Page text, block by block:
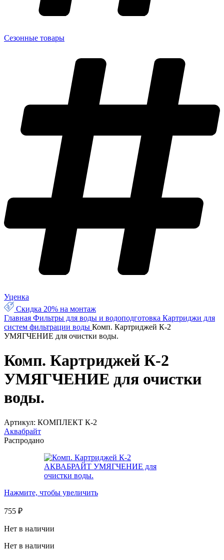
Сезонные товары
Уценка
Скидка 20% на монтаж
Главная Фильтры для воды и водоподготовка Картриджи для
систем фильтрации воды Комп. Картриджей К-2
УМЯГЧЕНИЕ для очистки воды.
Комп. Картриджей К-2
УМЯГЧЕНИЕ для очистки
воды.
Артикул: КОМПЛЕКТ К-2
Аквабрайт
Распродано
Нажмите, чтобы увеличить
755 ₽
Нет в наличии
Нет в наличии